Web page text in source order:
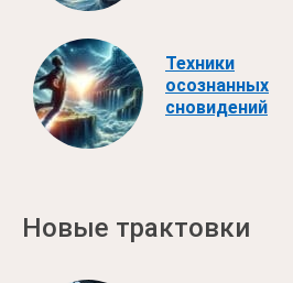
Техники
осознанных
сновидений
Новые трактовки